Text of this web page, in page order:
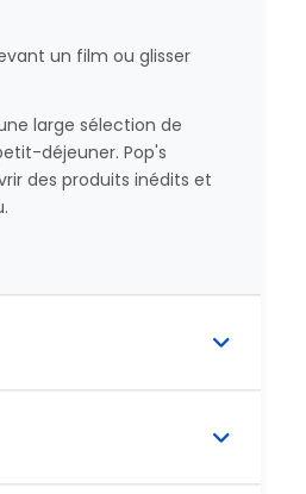
un film ou glisser
large sélection de
déjeuner. Pop's
des produits inédits et